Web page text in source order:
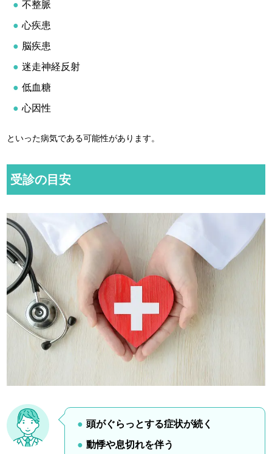
不整脈
心疾患
脳疾患
迷走神経反射
低血糖
心因性
といった病気である可能性があります。
受診の目安
頭がぐらっとする症状が続く
動悸や息切れを伴う